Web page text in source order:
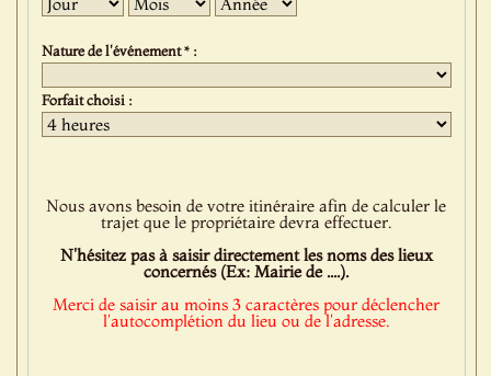
Nature de l'événement * :
Forfait choisi :
Nous avons besoin de votre itinéraire afin de calculer le
trajet que le propriétaire devra effectuer.
N'hésitez pas à saisir directement les noms des lieux
concernés (Ex: Mairie de ....).
Merci de saisir au moins 3 caractères pour déclencher
l'autocomplétion du lieu ou de l'adresse.